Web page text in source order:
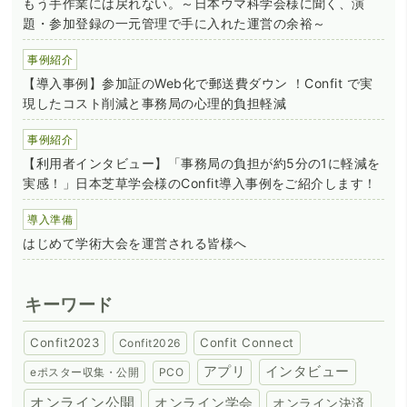
もう手作業には戻れない。～日本ウマ科学会様に聞く、演
題・参加登録の一元管理で手に入れた運営の余裕～
事例紹介
【導入事例】参加証のWeb化で郵送費ダウン ！Confit で実
現したコスト削減と事務局の心理的負担軽減
事例紹介
【利用者インタビュー】「事務局の負担が約5分の1に軽減を
実感！」日本芝草学会様のConfit導入事例をご紹介します！
導入準備
はじめて学術大会を運営される皆様へ
キーワード
Confit2023 Confit2026 Confit Connect
eポスター収集・公開 PCO アプリ インタビュー
オンライン公開 オンライン学会 オンライン決済